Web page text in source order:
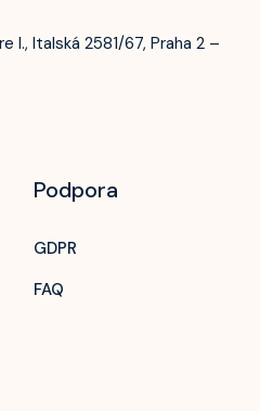
I., Italská 2581/67, Praha 2 –
Podpora
GDPR
FAQ